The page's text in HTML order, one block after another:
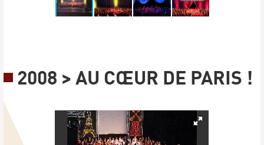
2008 > AU CŒUR DE PARIS !